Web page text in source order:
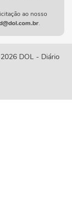
ao nosso
.
DOL - Diário